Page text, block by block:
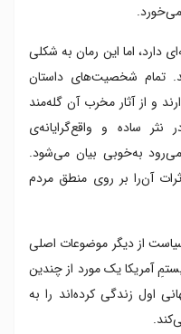
دارد، اما این رمان به شکلی
تمام شخصیت‌های داستان
و از آثار مخرب آن گله‌مند
نثر ساده و واقع‌گرایانه‌ی
به‌خوبی بیان می‌شود.
آن‌را بر روی منطق مردم
از دیگر موضوعات اصلی
آمریکا یک مورد از چندین
اول زندگی کرده‌اند را به